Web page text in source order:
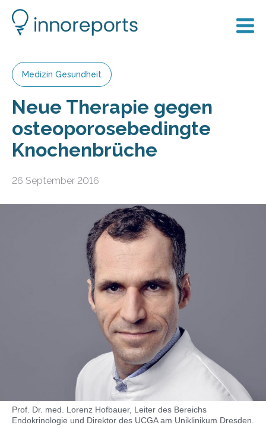
Medizin Gesundheit
Neue Therapie gegen
osteoporosebedingte
Knochenbrüche
26 September 2016
Prof. Dr. med. Lorenz Hofbauer, Leiter des Bereichs
Endokrinologie und Direktor des UCGA am Uniklinikum Dresden.